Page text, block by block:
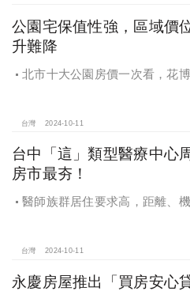
公園宅保值性強，區域價
升難降
北市十大公園房價一次看，花
台灣 2024-10-11
台中「這」類型醫療中心
房市最夯！
醫師族群居住要求高，距離、
台灣 2024-10-11
永慶房屋推出「買房安心貸